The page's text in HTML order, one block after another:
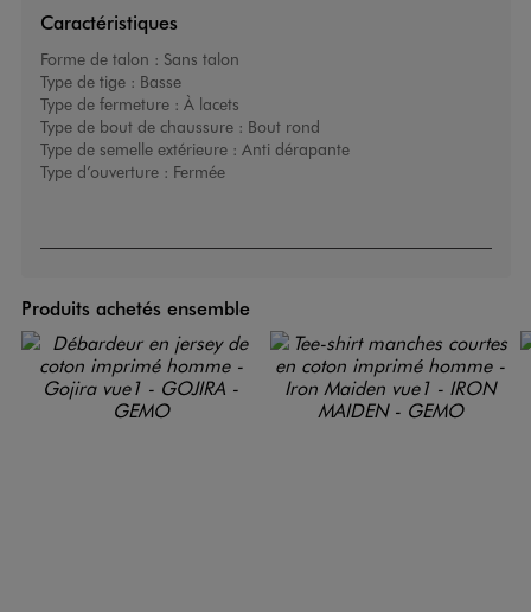
Caractéristiques
Forme de talon : Sans talon
Type de tige : Basse
Type de fermeture : À lacets
Type de bout de chaussure : Bout rond
Type de semelle extérieure : Anti dérapante
Type d’ouverture : Fermée
Produits achetés ensemble